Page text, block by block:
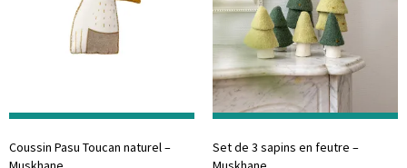
Coussin Pasu Toucan naturel –
Set de 3 sapins en feutre –